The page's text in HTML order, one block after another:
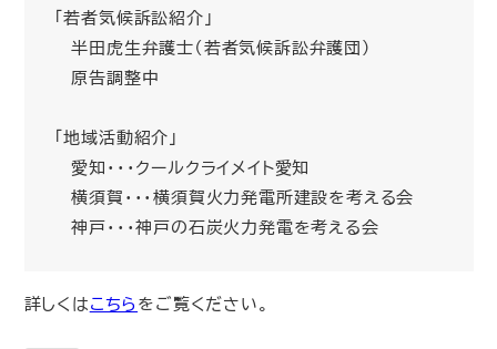
「若者気候訴訟紹介」
半田虎生弁護士（若者気候訴訟弁護団）
原告調整中
「地域活動紹介」
愛知・・・クールクライメイト愛知
横須賀・・・横須賀火力発電所建設を考える会
神戸・・・神戸の石炭火力発電を考える会
詳しくはこちらをご覧ください。